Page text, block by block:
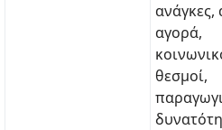
ανάγκες,
αγορά,
θεσμοί,